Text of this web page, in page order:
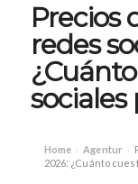
Precios
redes
sociales
Home › Agentur ›
2026: ¿Cuánto